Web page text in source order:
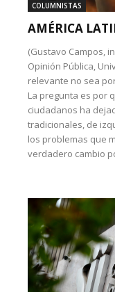
COLUMNISTAS
AMÉRICA
(Gustavo Campos,
Opinión Pública,
relevante no sea
La pregunta es por
ciudadanos ha
tradicionales, de
los problemas que
verdadero cambio